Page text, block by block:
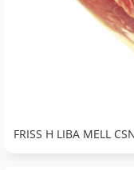
FRISS H LIBA MELL